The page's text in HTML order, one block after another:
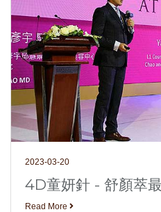
2023-03-20
4D童妍針 - 舒顏萃
Read More